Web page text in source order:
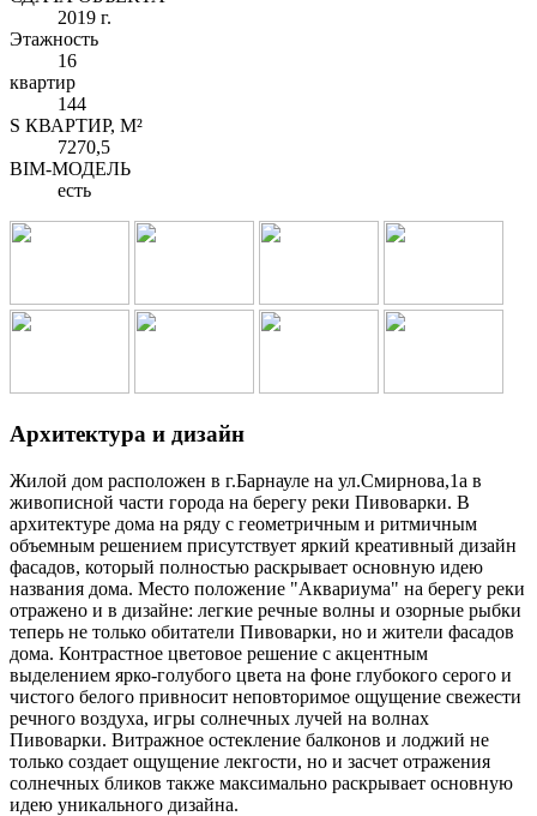
2019 г.
Этажность
16
квартир
144
S КВАРТИР, М²
7270,5
BIM-МОДЕЛЬ
есть
Архитектура и дизайн
Жилой дом расположен в г.Барнауле на ул.Смирнова,1а в
живописной части города на берегу реки Пивоварки. В
архитектуре дома на ряду с геометричным и ритмичным
объемным решением присутствует яркий креативный дизайн
фасадов, который полностью раскрывает основную идею
названия дома. Место положение "Аквариума" на берегу реки
отражено и в дизайне: легкие речные волны и озорные рыбки
теперь не только обитатели Пивоварки, но и жители фасадов
дома. Контрастное цветовое решение с акцентным
выделением ярко-голубого цвета на фоне глубокого серого и
чистого белого привносит неповторимое ощущение свежести
речного воздуха, игры солнечных лучей на волнах
Пивоварки. Витражное остекление балконов и лоджий не
только создает ощущение лекгости, но и засчет отражения
солнечных бликов также максимально раскрывает основную
идею уникального дизайна.